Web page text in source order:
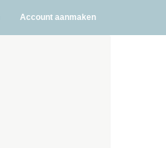
Account aanmaken